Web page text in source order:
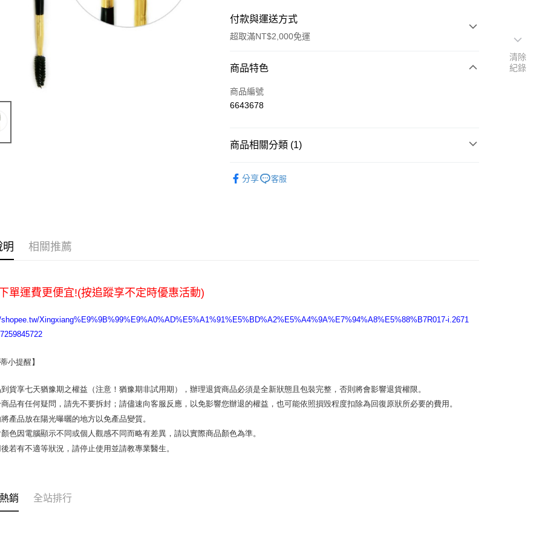
付款與運送方式
超取滿NT$2,000免運
付款方式
信用卡一次付款
ATM付款
宅配
商品特色
商品編號
6643678
商品相關分類 (1)
分享
客服
明 相關推薦
單運費更便宜!(按追蹤享不定時優惠活動)
Xingxiang%E9%9B%99%E9%A0%AD%E5%A1%91%E5%BD%A2%E5%A4%9A%E7%94%A8%E5%88%B7R017-i.2671
小提醒】
貨享七天猶豫期之權益（注意！猶豫期非試用期），辦理退貨商品必須是全新狀態且包裝完整，否則將會影響退貨權限。
品有任何疑問，請先不要拆封；請儘速向客服反應，以免影響您辦退的權益，也可能依照損毀程度扣除為回復原狀所必要的費用。
產品放在陽光曝曬的地方以免產品變質。
色因電腦顯示不同或個人觀感不同而略有差異，請以實際商品顏色為準。
若有不適等狀況，請停止使用並請教專業醫生。
銷 全站排行
清除
紀錄